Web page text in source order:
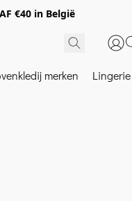
€40 in België
merken